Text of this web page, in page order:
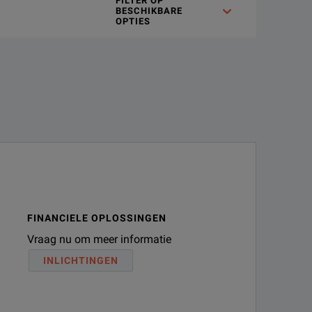
BESCHIKBARE
OPTIES
FINANCIELE OPLOSSINGEN
Vraag nu om meer informatie
INLICHTINGEN